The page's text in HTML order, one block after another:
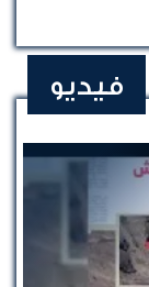
فيديو